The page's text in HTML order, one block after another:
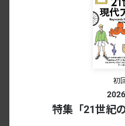
初
特集「21世紀